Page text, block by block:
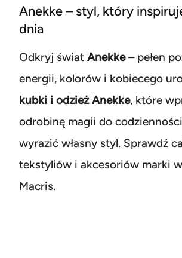
Anekke – styl, który
dnia
Odkryj świat Anekke– pełen
energii, kolorów i kobiecego
kubki i odzież Anekke, które
odrobinę magii do
wyrazić własny styl. Sprawdź
tekstyliów i akcesoriów marki
Macris.